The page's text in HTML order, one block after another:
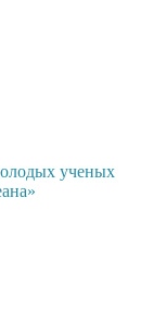
ученых